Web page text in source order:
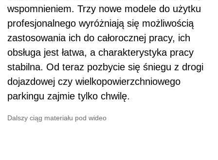
wspomnieniem. Trzy nowe modele do użytku
profesjonalnego wyróżniają się możliwością
zastosowania ich do całorocznej pracy, ich
obsługa jest łatwa, a charakterystyka pracy
stabilna. Od teraz pozbycie się śniegu z drogi
dojazdowej czy wielkopowierzchniowego
parkingu zajmie tylko chwilę.
Dalszy ciąg materiału pod wideo